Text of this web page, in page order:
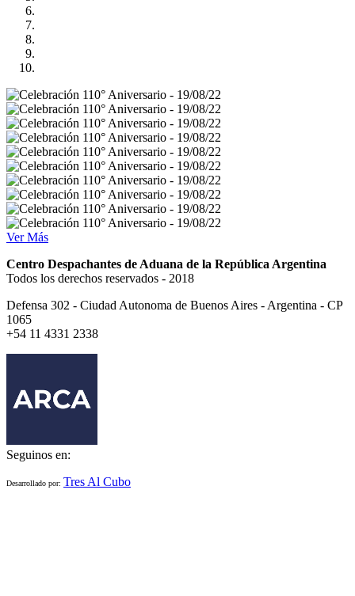
Ver Más
Centro Despachantes de Aduana de la República Argentina
Todos los derechos reservados - 2018
Defensa 302 - Ciudad Autonoma de Buenos Aires - Argentina - CP
1065
+54 11 4331 2338
Seguinos en:
Desarrollado por: Tres Al Cubo